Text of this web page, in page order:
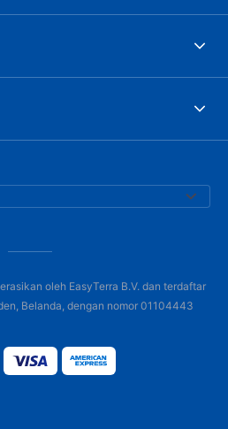
oleh EasyTerra B.V. dan terdaftar
Belanda, dengan nomor 01104443